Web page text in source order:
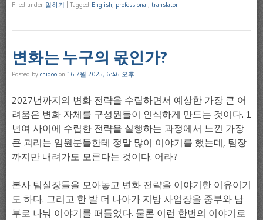
Filed under 일하기 Tagged English, professional, translator
변화는 누구의 몫인가?
Posted by chidoo on 16 7월 2025, 6:46 오후
2027년까지의 변화 전략을 수립하면서 예상한 가장 큰 어
려움은 변화 자체를 구성원들이 인식하게 만드는 것이다. 1
년여 사이에 수립한 전략을 실행하는 과정에서 느낀 가장
큰 괴리는 임원분들한테 정말 많이 이야기를 했는데, 팀장
까지만 내려가도 모른다는 것이다. 어라?
본사 팀실장들을 모아놓고 변화 전략을 이야기한 이유이기
도 하다. 그리고 한 발 더 나아가 지방 사업장을 중부와 남
부로 나눠 이야기를 떠들었다. 물론 이런 한번의 이야기로